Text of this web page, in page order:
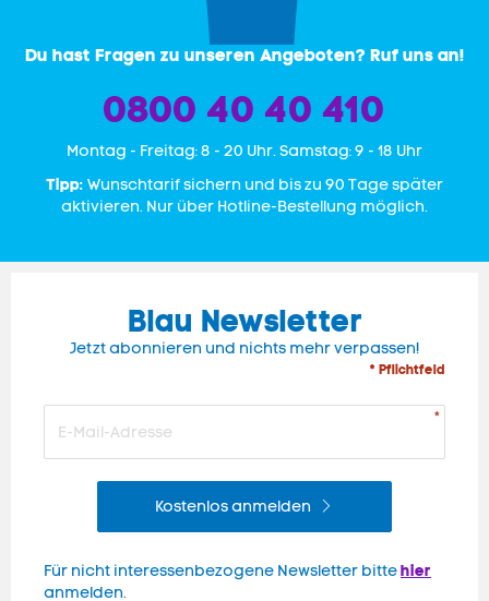
Du hast Fragen zu unseren Angeboten? Ruf uns an!
0800 40 40 410
Mon­tag - Freitag: 8 - 20 Uhr. Samstag: 9 - 18 Uhr
Tipp: Wunschtarif sichern und bis zu 90 Tage später
aktivieren. Nur über Hotline-Bestellung möglich.
Blau Newsletter
Jetzt abonnieren und nichts mehr verpassen!
* Pflichtfeld
Kostenlos anmelden
Für nicht interessenbezogene Newsletter bittehier
anmelden.